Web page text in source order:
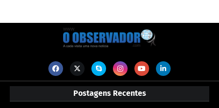
Postagens Recentes